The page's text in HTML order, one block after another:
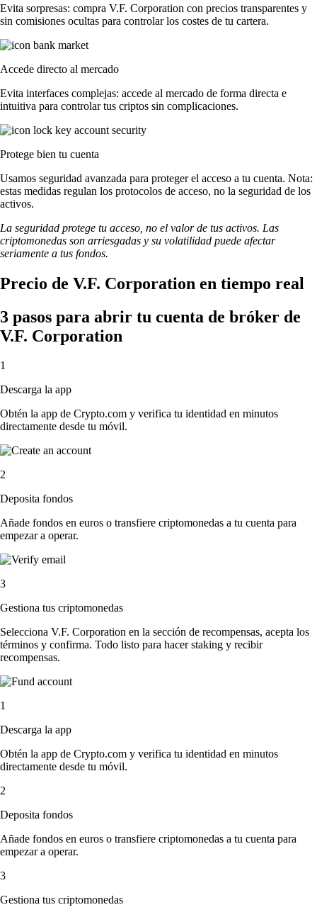
Evita sorpresas: compra V.F. Corporation con precios transparentes y
sin comisiones ocultas para controlar los costes de tu cartera.
Accede directo al mercado
Evita interfaces complejas: accede al mercado de forma directa e
intuitiva para controlar tus criptos sin complicaciones.
Protege bien tu cuenta
Usamos seguridad avanzada para proteger el acceso a tu cuenta. Nota:
estas medidas regulan los protocolos de acceso, no la seguridad de los
activos.
La seguridad protege tu acceso, no el valor de tus activos. Las
criptomonedas son arriesgadas y su volatilidad puede afectar
seriamente a tus fondos.
Precio de V.F. Corporation en tiempo real
3 pasos para abrir tu cuenta de bróker de
V.F. Corporation
1
Descarga la app
Obtén la app de Crypto.com y verifica tu identidad en minutos
directamente desde tu móvil.
2
Deposita fondos
Añade fondos en euros o transfiere criptomonedas a tu cuenta para
empezar a operar.
3
Gestiona tus criptomonedas
Selecciona V.F. Corporation en la sección de recompensas, acepta los
términos y confirma. Todo listo para hacer staking y recibir
recompensas.
1
Descarga la app
Obtén la app de Crypto.com y verifica tu identidad en minutos
directamente desde tu móvil.
2
Deposita fondos
Añade fondos en euros o transfiere criptomonedas a tu cuenta para
empezar a operar.
3
Gestiona tus criptomonedas